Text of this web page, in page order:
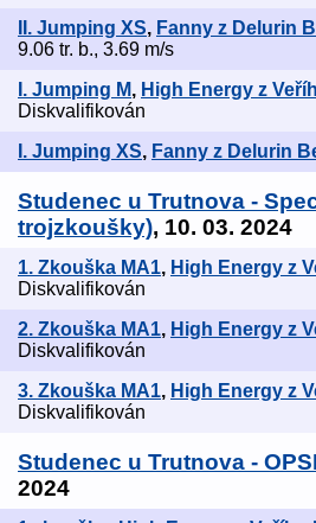
II. Jumping XS, Fanny z Delurin
9.06 tr. b., 3.69 m/s
I. Jumping M, High Energy z
Diskvalifikován
I. Jumping XS, Fanny z Delurin
Studenec u Trutnova -
trojzkoušky), 10. 03. 2024
1. Zkouška MA1, High Energy z
Diskvalifikován
2. Zkouška MA1, High Energy z
Diskvalifikován
3. Zkouška MA1, High Energy z
Diskvalifikován
Studenec u Trutnova -
2024